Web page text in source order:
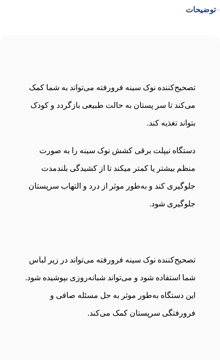
توضیحات
تصحیح‌کننده نوک سینه فرورفته می‌تواند به شما کمک
می‌کند تا سر پستان به حالت طبیعی بازگردد و کودک
بتواند تغذیه کند.
دستگاه نیپلت برقی کشش نوک سینه را به صورت
منظم بیشتر یا کمتر میکند تا از کشیدگی بلندمدت
جلوگیری کند و به‌طور موثر از درد و التهاب سرپستان
جلوگیری شود.
تصحیح‌کننده نوک سینه فرورفته می‌تواند در زیر لباس
شما استفاده شود و می‌تواند شبانه‌روزی بپوشیده شود.
این دستگاه به‌طور موثر به حل مسئله صافی و
فرورفتگی سرپستان کمک می‌کند.